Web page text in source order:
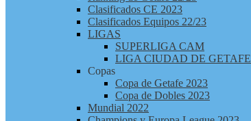
Clasificados CE 2023
Clasificados Equipos 22/23
LIGAS
SUPERLIGA CAM
LIGA CIUDAD DE GETAFE
Copas
Copa de Getafe 2023
Copa de Dobles 2023
Mundial 2022